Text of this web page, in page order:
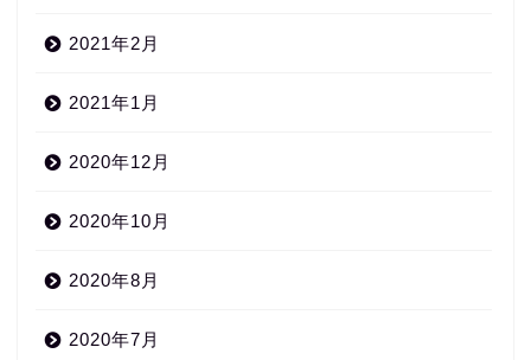
2021年2月
2021年1月
2020年12月
2020年10月
2020年8月
2020年7月